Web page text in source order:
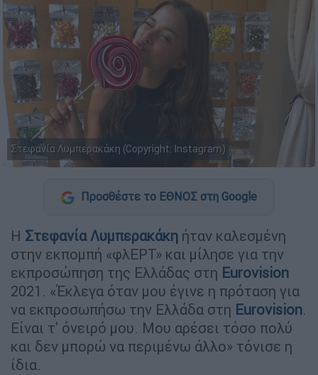
Στεφανία Λυμπερακάκη (Copyright: Instagram)
Προσθέστε το ΕΘΝΟΣ στη Google
H Στεφανία Λυμπερακάκη ήταν καλεσμένη
στην εκπομπή «φλΕΡΤ» και μίλησε για την
εκπροσώπηση της Ελλάδας στη Eurovision
2021. «Έκλεγα όταν μου έγινε η πρόταση για
να εκπροσωπήσω την Ελλάδα στη Eurovision.
Είναι τ' όνειρό μου. Μου αρέσει τόσο πολύ
και δεν μπορώ να περιμένω άλλο» τόνισε η
ίδια.